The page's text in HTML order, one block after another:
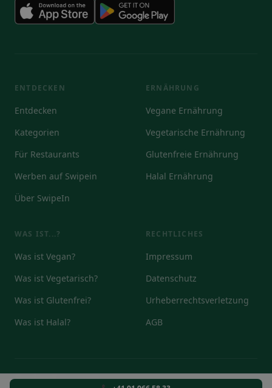
ENTDECKEN
Entdecken
Kategorien
Für Restaurants
Werben auf Swipein
Über SwipeIn
ERNÄHRUNG
Vegane Ernährung
Vegetarische Ernährung
Glutenfreie Ernährung
Halal Ernährung
WAS IST...?
Was ist Vegan?
Was ist Vegetarisch?
Was ist Glutenfrei?
Was ist Halal?
RECHTLICHES
Impressum
Datenschutz
Urheberrechtsverletzung
AGB
© 2026